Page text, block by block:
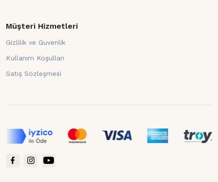
Müşteri Hizmetleri
Gizlilik ve Guvenlik
Kullanım Koşulları
Satış Sözleşmesi